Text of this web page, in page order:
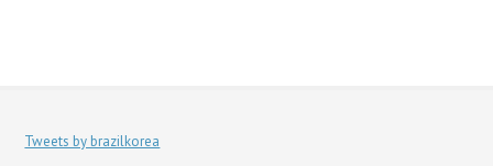
Tweets by brazilkorea